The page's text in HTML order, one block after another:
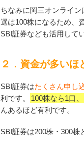
ちなみに岡三オンライ
選は100株になるため、
SBI証券なども活用して
２．資金が多いほ
SBI証券はたくさん申し
利です。
100株なら1口
んあるほど有利です。
SBI証券は200株・300株